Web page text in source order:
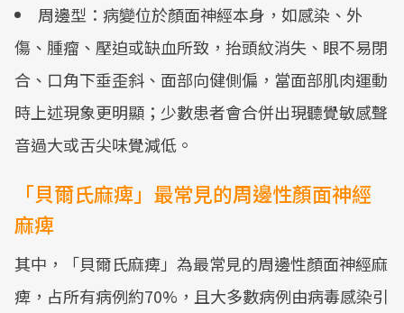
周邊型：病變位於顏面神經本身，如感染、外
傷、腫瘤、壓迫或缺血所致，抬頭紋消失、眼不易閉
合、口角下垂歪斜、面部向健側偏，當面部肌肉運動
時上述現象更明顯；少數患者會合併出現聽覺敏感聲
音過大或舌尖味覺減低。
「貝爾氏麻痺」最常見的周邊性顏面神經
麻痺
其中，「貝爾氏麻痺」為最常見的周邊性顏面神經麻
痺，占所有病例約70%，且大多數病例由病毒感染引